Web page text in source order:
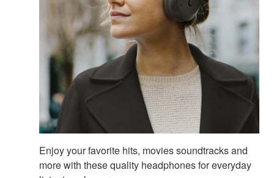
Enjoy your favorite hits, movies soundtracks and
more with these quality headphones for everyday